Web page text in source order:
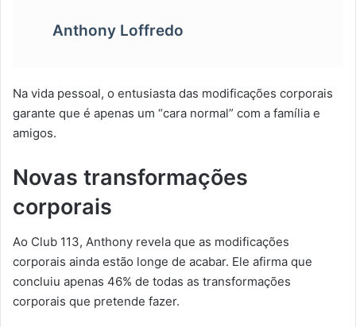
Anthony Loffredo
Na vida pessoal, o entusiasta das modificações corporais
garante que é apenas um “cara normal” com a família e
amigos.
Novas transformações
corporais
Ao Club 113, Anthony revela que as modificações
corporais ainda estão longe de acabar. Ele afirma que
concluiu apenas 46% de todas as transformações
corporais que pretende fazer.